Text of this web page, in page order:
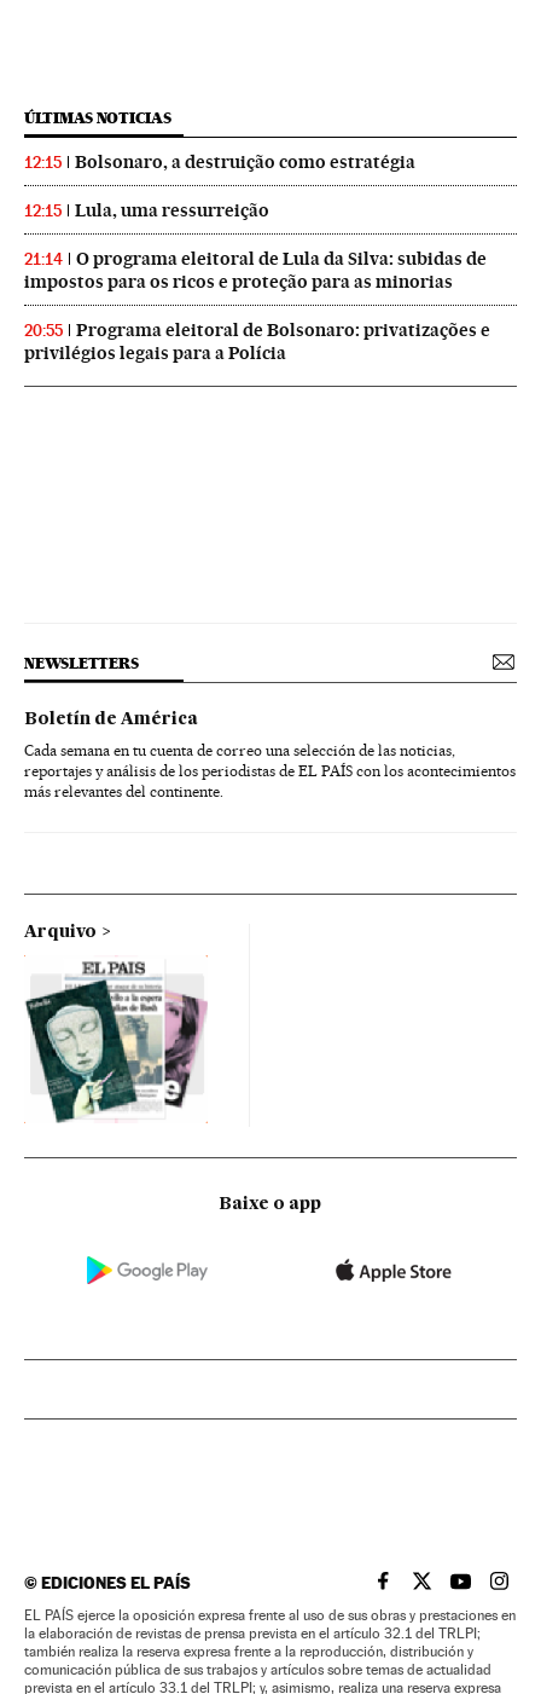
ÚLTIMAS NOTICIAS
12:15 Bolsonaro, a destruição como estratégia
12:15 Lula, uma ressurreição
21:14
O programa eleitoral de Lula da Silva: subidas de
impostos para os ricos e proteção para as minorias
20:55
Programa eleitoral de Bolsonaro: privatizações e
privilégios legais para a Polícia
NEWSLETTERS
Boletín de América
Cada semana en tu cuenta de correo una selección de las noticias,
reportajes y análisis de los periodistas de EL PAÍS con los acontecimientos
más relevantes del continente.
Arquivo
Baixe o app
©EDICIONES EL PAÍS EL PAÍS BRASIL EN
EL PAÍSEL PAÍS
EL
EL PAÍS ejerce la oposición expresa frente al uso de sus obras y prestaciones en
la elaboración de revistas de prensa prevista en el artículo 32.1 del TRLPI;
también realiza la reserva expresa frente a la reproducción, distribución y
comunicación pública de sus trabajos y artículos sobre temas de actualidad
prevista en el artículo 33.1 del TRLPI; y, asimismo, realiza una reserva expresa